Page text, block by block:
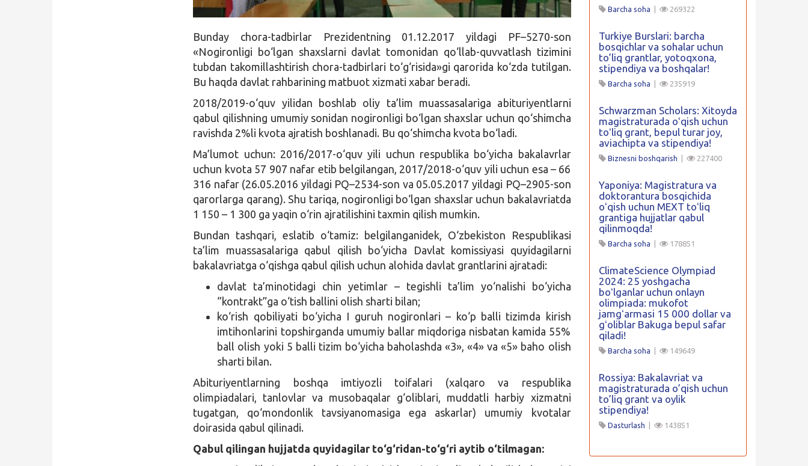
Bunday chora-tadbirlar Prezidentning 01.12.2017 yildagi PF–5270-son
«Nogironligi bo‘lgan shaxslarni davlat tomonidan qo‘llab-quvvatlash tizimini
tubdan takomillashtirish chora-tadbirlari to‘g‘risida»gi qarorida ko‘zda tutilgan.
Bu haqda davlat rahbarining matbuot xizmati xabar beradi.
2018/2019-o‘quv yilidan boshlab oliy ta’lim muassasalariga abituriyentlarni
qabul qilishning umumiy sonidan nogironligi bo‘lgan shaxslar uchun qo‘shimcha
ravishda 2%li kvota ajratish boshlanadi. Bu qo‘shimcha kvota bo‘ladi.
Ma’lumot uchun: 2016/2017-o‘quv yili uchun respublika bo‘yicha bakalavrlar
uchun kvota 57 907 nafar etib belgilangan, 2017/2018-o‘quv yili uchun esa – 66
316 nafar (26.05.2016 yildagi PQ–2534-son va 05.05.2017 yildagi PQ–2905-son
qarorlarga qarang). Shu tariqa, nogironligi bo‘lgan shaxslar uchun bakalavriatda
1 150 – 1 300 ga yaqin o‘rin ajratilishini taxmin qilish mumkin.
Bundan tashqari, eslatib o‘tamiz: belgilanganidek, O‘zbekiston Respublikasi
ta’lim muassasalariga qabul qilish bo‘yicha Davlat komissiyasi quyidagilarni
bakalavriatga o‘qishga qabul qilish uchun alohida davlat grantlarini ajratadi:
davlat ta’minotidagi chin yetimlar – tegishli ta’lim yo‘nalishi bo‘yicha
“kontrakt”ga o‘tish ballini olish sharti bilan;
ko‘rish qobiliyati bo‘yicha I guruh nogironlari – ko‘p balli tizimda kirish
imtihonlarini topshirganda umumiy ballar miqdoriga nisbatan kamida 55%
ball olish yoki 5 balli tizim bo‘yicha baholashda «3», «4» va «5» baho olish
sharti bilan.
Abituriyentlarning boshqa imtiyozli toifalari (xalqaro va respublika
olimpiadalari, tanlovlar va musobaqalar g‘oliblari, muddatli harbiy xizmatni
tugatgan, qo‘mondonlik tavsiyanomasiga ega askarlar) umumiy kvotalar
doirasida qabul qilinadi.
Qabul qilingan hujjatda quyidagilar to‘g‘ridan-to‘g‘ri aytib o‘tilmagan:
Barcha soha 269322
Turkiye Burslari: barcha
bosqichlar va sohalar uchun
to’liq grantlar, yotoqxona,
stipendiya va boshqalar!
Barcha soha 235919
Schwarzman Scholars: Xitoyda
magistraturada oʻqish uchun
toʻliq grant, bepul turar joy,
aviachipta va stipendiya!
Biznesni boshqarish 227400
Yaponiya: Magistratura va
doktorantura bosqichida
oʻqish uchun MEXT toʻliq
grantiga hujjatlar qabul
qilinmoqda!
Barcha soha 178851
ClimateScience Olympiad
2024: 25 yoshgacha
boʻlganlar uchun onlayn
olimpiada: mukofot
jamgʻarmasi 15 000 dollar va
gʻoliblar Bakuga bepul safar
qiladi!
Barcha soha 149649
Rossiya: Bakalavriat va
magistraturada o’qish uchun
to’liq grant va oylik
stipendiya!
Dasturlash 143851